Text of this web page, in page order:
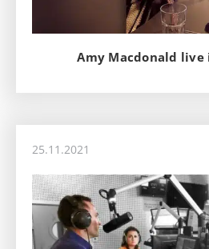
Amy Macdonald live
25.11.2021